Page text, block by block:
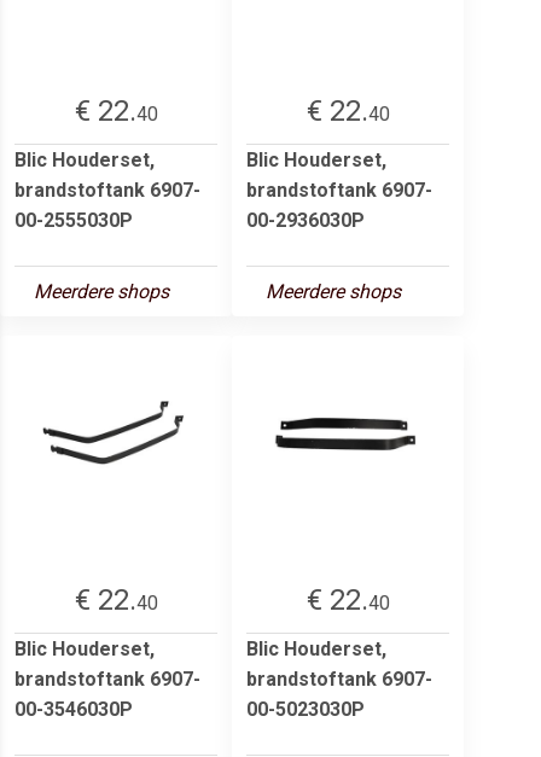
€ 22.40
Blic Houderset,
brandstoftank 6907-
00-2555030P
Meerdere shops
€ 22.40
Blic Houderset,
brandstoftank 6907-
00-2936030P
Meerdere shops
€ 22.40
Blic Houderset,
brandstoftank 6907-
00-3546030P
€ 22.40
Blic Houderset,
brandstoftank 6907-
00-5023030P